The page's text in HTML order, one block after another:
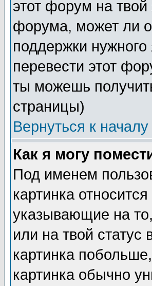
этот форум на
форума, может ли
поддержки
перевести этот
ты можешь
страницы)
Вернуться к началу
Как я могу
Под именем
картинка
указывающие на
или на твой
картинка
картинка обычно